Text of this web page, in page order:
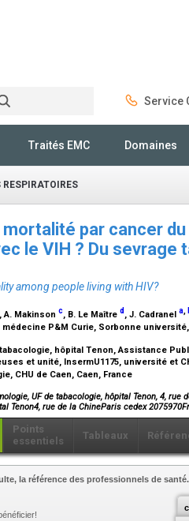
Service
Traités EMC Domaines
RESPIRATOIRES
par cancer
le VIH ? Du sevrage
among people living with HIV?
, A. Makinson c, B. Le Maître d , J. Cadranel a,
médecine P&M Curie, Sorbonne
hôpital Tenon, Assistance
et unité, InsermU1175, université et
CHU de Caen, Caen, France
UF de tabacologie, hôpital Tenon, 4, rue
Tenon4, rue de la ChineParis cedex
Points
essentiels
Tableaux
la référence des professionnels de santé.